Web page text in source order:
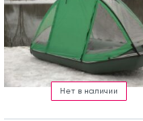
Нет в наличии